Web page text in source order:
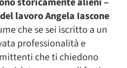
lavoro Angela Iascone
che se sei iscritto a un
professionalità e
che ti chiedono